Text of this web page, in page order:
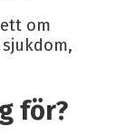
om
för?